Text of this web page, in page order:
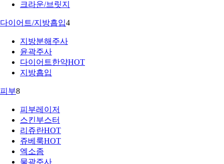
크라운/브릿지
다이어트/지방흡입4
지방분해주사
윤곽주사
다이어트한약HOT
지방흡입
피부8
피부레이저
스킨부스터
리쥬란HOT
쥬베룩HOT
엑소좀
물광주사